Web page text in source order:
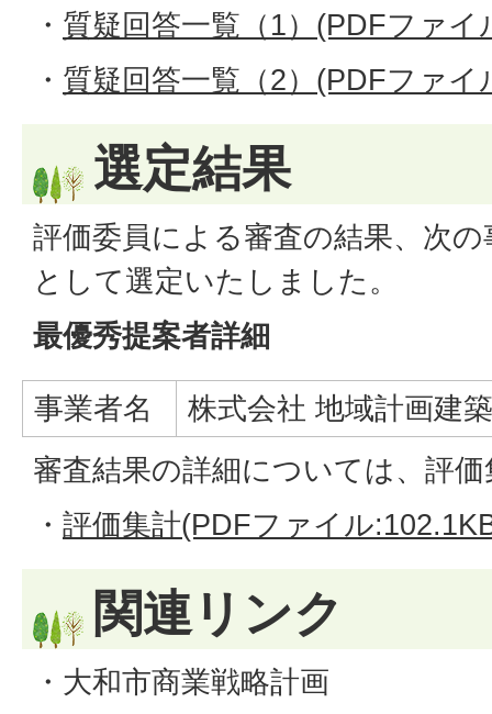
・ 質疑回答一覧（1）(PDFファイ
・ 質疑回答一覧（2）(PDFファイ
選定結果
評価委員による審査の結果、次
として選定いたしました。
最優秀提案者詳細
事業者名
株式会社 地域計画建
審査結果の詳細については、評
・ 評価集計(PDFファイル
関連リンク
・ 大和市商業戦略計画